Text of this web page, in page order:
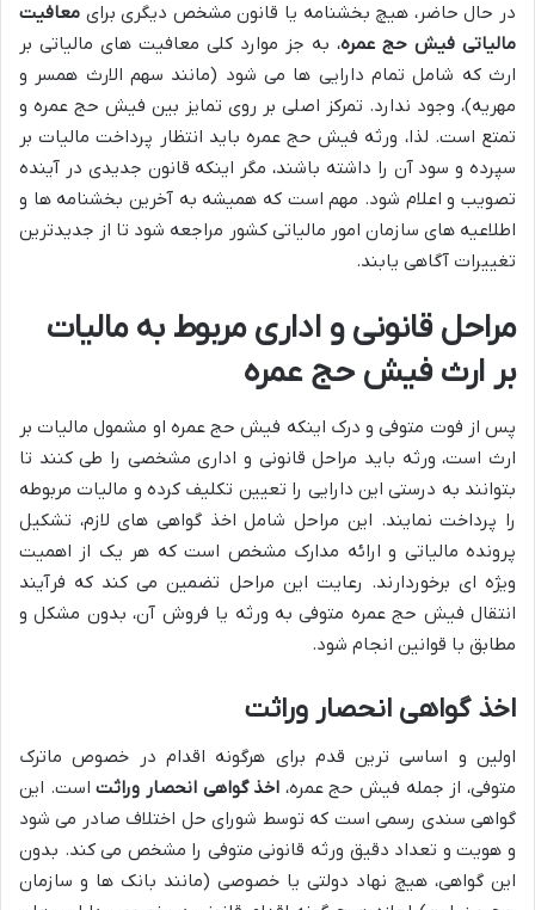
در حال حاضر، هیچ بخشنامه یا قانون مشخص دیگری برای معافیت
مالیاتی فیش حج عمره، به جز موارد کلی معافیت های مالیاتی بر
ارث که شامل تمام دارایی ها می شود (مانند سهم الارث همسر و
مهریه)، وجود ندارد. تمرکز اصلی بر روی تمایز بین فیش حج عمره و
تمتع است. لذا، ورثه فیش حج عمره باید انتظار پرداخت مالیات بر
سپرده و سود آن را داشته باشند، مگر اینکه قانون جدیدی در آینده
تصویب و اعلام شود. مهم است که همیشه به آخرین بخشنامه ها و
اطلاعیه های سازمان امور مالیاتی کشور مراجعه شود تا از جدیدترین
تغییرات آگاهی یابند.
مراحل قانونی و اداری مربوط به مالیات
بر ارث فیش حج عمره
پس از فوت متوفی و درک اینکه فیش حج عمره او مشمول مالیات بر
ارث است، ورثه باید مراحل قانونی و اداری مشخصی را طی کنند تا
بتوانند به درستی این دارایی را تعیین تکلیف کرده و مالیات مربوطه
را پرداخت نمایند. این مراحل شامل اخذ گواهی های لازم، تشکیل
پرونده مالیاتی و ارائه مدارک مشخص است که هر یک از اهمیت
ویژه ای برخوردارند. رعایت این مراحل تضمین می کند که فرآیند
انتقال فیش حج عمره متوفی به ورثه یا فروش آن، بدون مشکل و
مطابق با قوانین انجام شود.
اخذ گواهی انحصار وراثت
اولین و اساسی ترین قدم برای هرگونه اقدام در خصوص ماترک
متوفی، از جمله فیش حج عمره، اخذ گواهی انحصار وراثتاست. این
گواهی سندی رسمی است که توسط شورای حل اختلاف صادر می شود
و هویت و تعداد دقیق ورثه قانونی متوفی را مشخص می کند. بدون
این گواهی، هیچ نهاد دولتی یا خصوصی (مانند بانک ها و سازمان